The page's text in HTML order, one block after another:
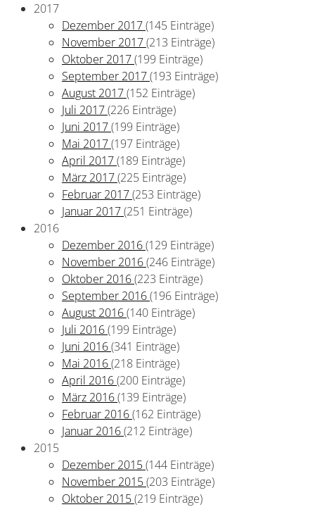
2017
Dezember 2017(145 Einträge)
November 2017(213 Einträge)
Oktober 2017(199 Einträge)
September 2017(193 Einträge)
August 2017(152 Einträge)
Juli 2017(226 Einträge)
Juni 2017(199 Einträge)
Mai 2017(197 Einträge)
April 2017(189 Einträge)
März 2017(225 Einträge)
Februar 2017(253 Einträge)
Januar 2017(251 Einträge)
2016
Dezember 2016(129 Einträge)
November 2016(246 Einträge)
Oktober 2016(223 Einträge)
September 2016(196 Einträge)
August 2016(140 Einträge)
Juli 2016(199 Einträge)
Juni 2016(341 Einträge)
Mai 2016(218 Einträge)
April 2016(200 Einträge)
März 2016(139 Einträge)
Februar 2016(162 Einträge)
Januar 2016(212 Einträge)
2015
Dezember 2015(144 Einträge)
November 2015(203 Einträge)
Oktober 2015(219 Einträge)